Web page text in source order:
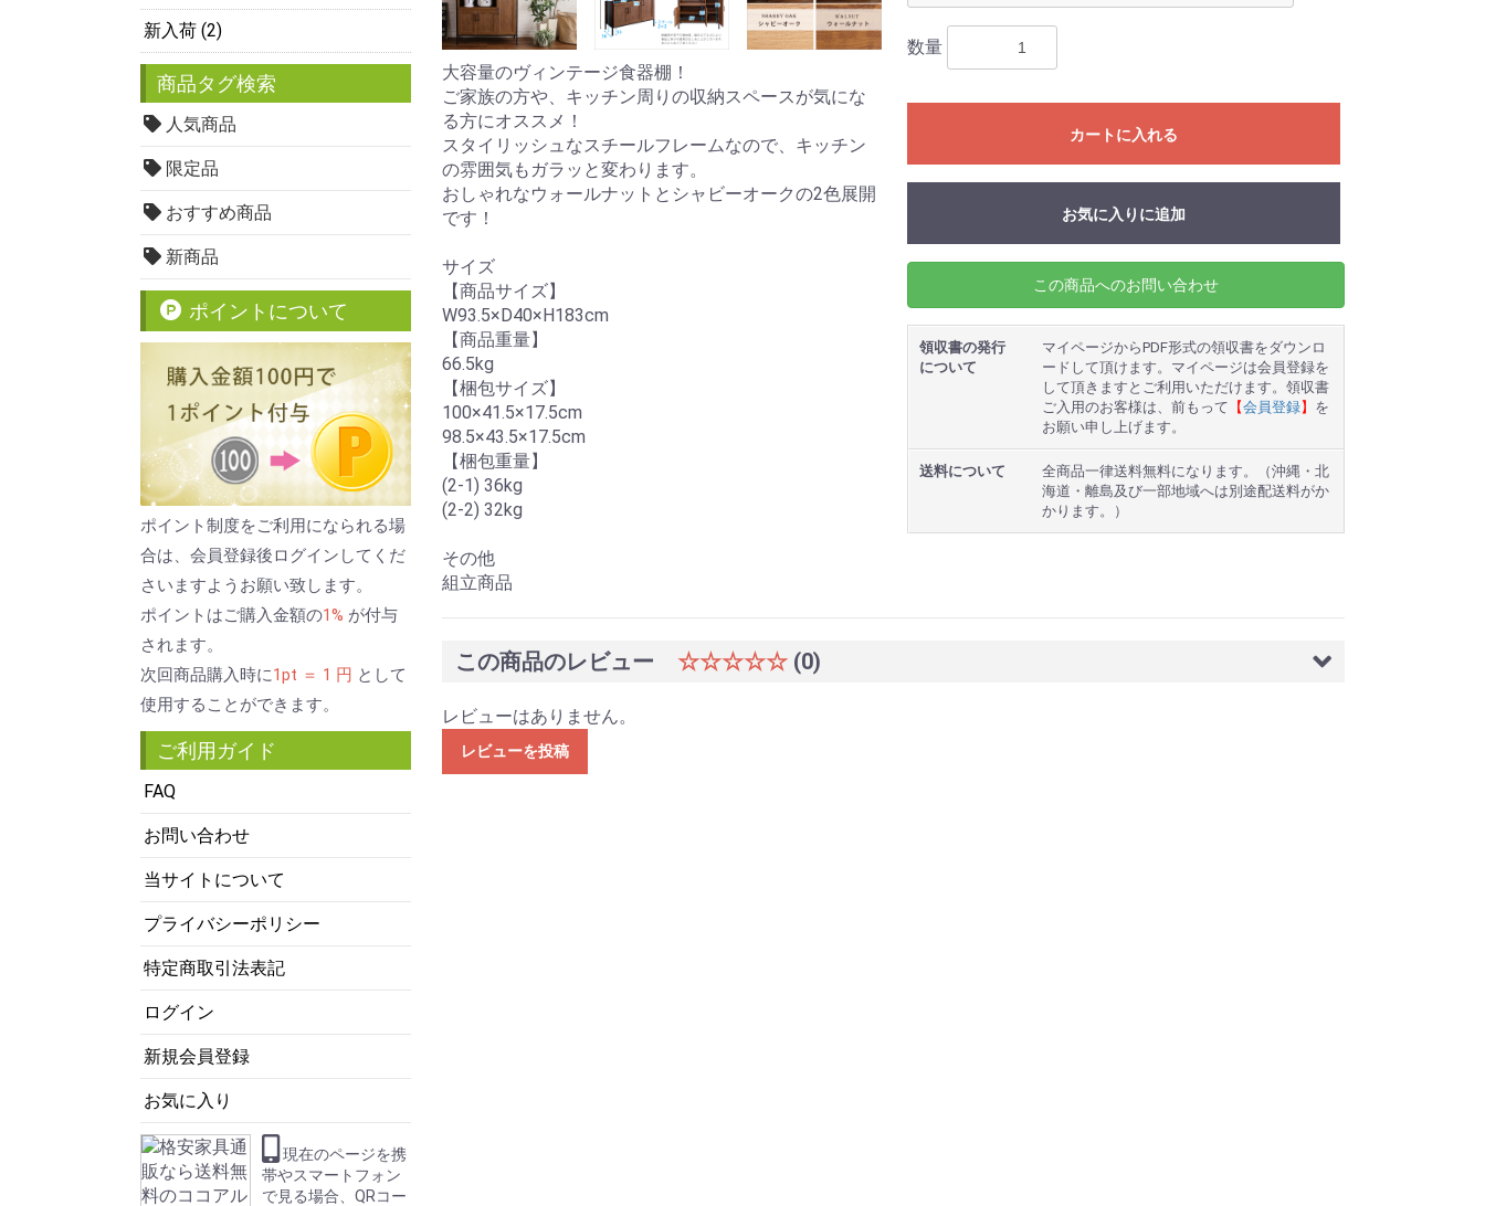
新入荷 (2)
商品タグ検索
人気商品
限定品
おすすめ商品
新商品
ポイントについて
ポイント制度をご利用になられる場
合は、会員登録後ログインしてくだ
さいますようお願い致します。
ポイントはご購入金額の1% が付与
されます。
次回商品購入時に1pt ＝ 1 円 として
使用することができます。
ご利用ガイド
FAQ
お問い合わせ
当サイトについて
プライバシーポリシー
特定商取引法表記
ログイン
新規会員登録
お気に入り
現在のページを携
帯やスマートフォン
で見る場合、QRコー
大容量のヴィンテージ食器棚！
ご家族の方や、キッチン周りの収納スペースが気にな
る方にオススメ！
スタイリッシュなスチールフレームなので、キッチン
の雰囲気もガラッと変わります。
おしゃれなウォールナットとシャビーオークの2色展開
です！
サイズ
【商品サイズ】
W93.5×D40×H183cm
【商品重量】
66.5kg
【梱包サイズ】
100×41.5×17.5cm
98.5×43.5×17.5cm
【梱包重量】
(2-1) 36kg
(2-2) 32kg
その他
組立商品
数量
カートに入れる
お気に入りに追加
この商品へのお問い合わせ
領収書の発行
について
マイページからPDF形式の領収書をダウンロ
ードして頂けます。マイページは会員登録を
して頂きますとご利用いただけます。領収書
ご入用のお客様は、前もって 【会員登録】 を
お願い申し上げます。
送料について
全商品一律送料無料になります。（沖縄・北
海道・離島及び一部地域へは別途配送料がか
かります。）
この商品のレビュー ☆☆☆☆☆ (0)
レビューはありません。
レビューを投稿